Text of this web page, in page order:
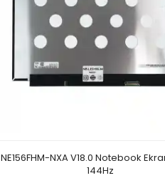
NE156FHM-NXA V18.0 Notebook
144Hz